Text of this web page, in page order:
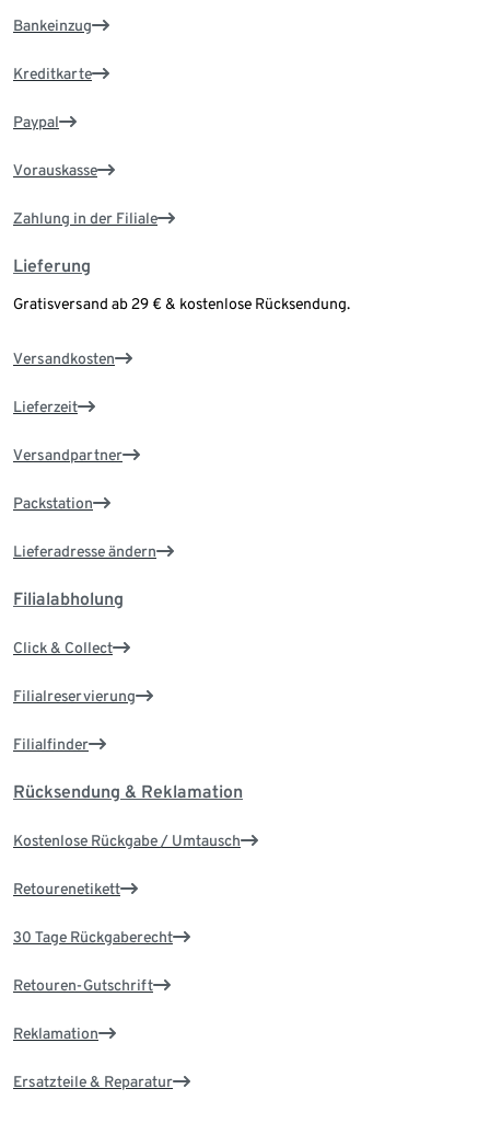
Bankeinzug
Kreditkarte
Paypal
Vorauskasse
Zahlung in der Filiale
Lieferung
Gratisversand ab 29 € & kostenlose Rücksendung.
Versandkosten
Lieferzeit
Versandpartner
Packstation
Lieferadresse ändern
Filialabholung
Click & Collect
Filialreservierung
Filialfinder
Rücksendung & Reklamation
Kostenlose Rückgabe / Umtausch
Retourenetikett
30 Tage Rückgaberecht
Retouren-Gutschrift
Reklamation
Ersatzteile & Reparatur